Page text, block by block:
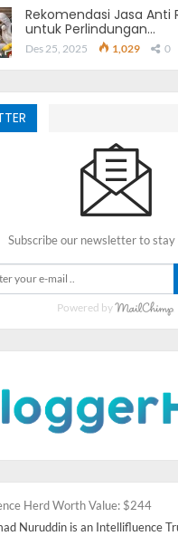
dinamika dunia
tantangan dalam
drama Korea yang
Class
perjuangan Park
bisnis restoran
lalu. Drama ini
mengambil risiko,
belakang ekosistem
drama ini
teknologi dan bisnis
Incomplete Life
lebih fokus pada
ini dengan sangat
karyawan dan lika-
besar. Drama ini
dari sistem kerja yang
Rekomendasi Jasa Anti
untuk Perlindungan…
Des 25, 2025 1,029 0
Subscribe our newsletter to stay
Powered by